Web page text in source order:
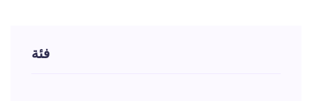
فئة